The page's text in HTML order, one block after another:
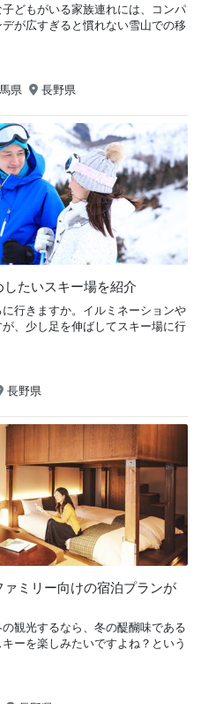
どもがいる家族連れには、コンパ
が広すぎると慣れない雪山での移
県 長野県
たいスキー場を紹介
行きますか。イルミネーションや
、少し足を伸ばしてスキー場に行
長野県
ミリー向けの宿泊プランが
観光するなら、冬の醍醐味である
ーを楽しみたいですよね？という